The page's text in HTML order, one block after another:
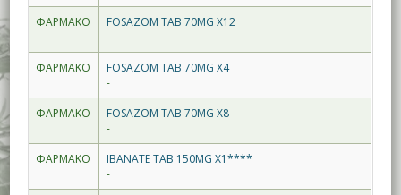
ΦΑΡΜΑΚΟ
FOSAZOM TAB 70MG X12
-
ΦΑΡΜΑΚΟ
FOSAZOM TAB 70MG X4
-
ΦΑΡΜΑΚΟ
FOSAZOM TAB 70MG X8
-
ΦΑΡΜΑΚΟ
IBANATE TAB 150MG X1****
-